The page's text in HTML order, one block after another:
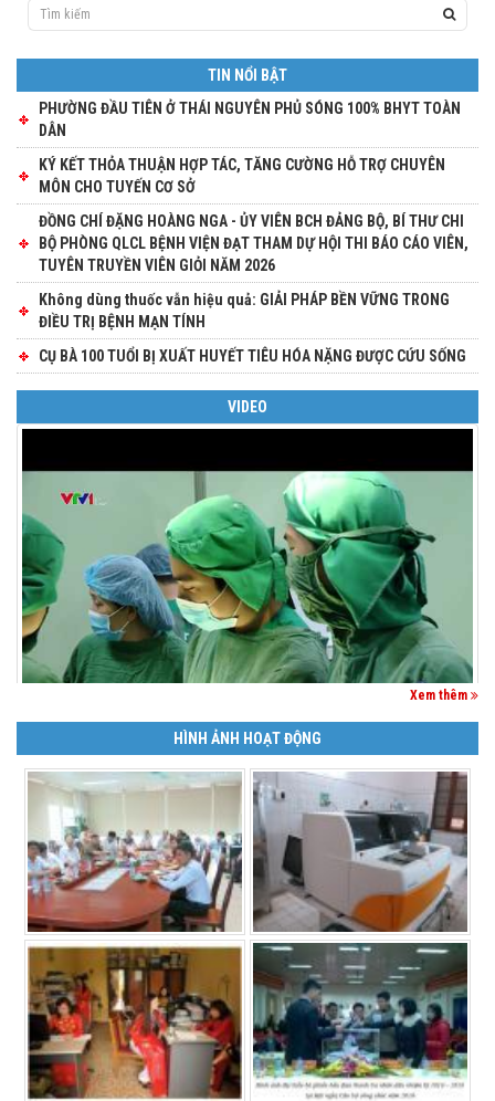
TIN NỔI BẬT
PHƯỜNG ĐẦU TIÊN Ở THÁI NGUYÊN PHỦ SÓNG 100% BHYT TOÀN
DÂN
KÝ KẾT THỎA THUẬN HỢP TÁC, TĂNG CƯỜNG HỖ TRỢ CHUYÊN
MÔN CHO TUYẾN CƠ SỞ
ĐỒNG CHÍ ĐẶNG HOÀNG NGA - ỦY VIÊN BCH ĐẢNG BỘ, BÍ THƯ CHI
BỘ PHÒNG QLCL BỆNH VIỆN ĐẠT THAM DỰ HỘI THI BÁO CÁO VIÊN,
TUYÊN TRUYỀN VIÊN GIỎI NĂM 2026
Không dùng thuốc vẫn hiệu quả: GIẢI PHÁP BỀN VỮNG TRONG
ĐIỀU TRỊ BỆNH MẠN TÍNH
CỤ BÀ 100 TUỔI BỊ XUẤT HUYẾT TIÊU HÓA NẶNG ĐƯỢC CỨU SỐNG
VIDEO
Xem thêm
HÌNH ẢNH HOẠT ĐỘNG